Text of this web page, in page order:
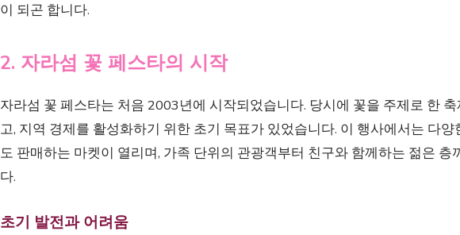
이 되곤 합니다.
2. 자라섬 꽃 페스타의 시작
자라섬 꽃 페스타는 처음 2003년에 시작되었습니다. 당시에 꽃을 주제로 한
고, 지역 경제를 활성화하기 위한 초기 목표가 있었습니다. 이 행사에서는 다
도 판매하는 마켓이 열리며, 가족 단위의 관광객부터 친구와 함께하는 젊은 층
다.
초기 발전과 어려움